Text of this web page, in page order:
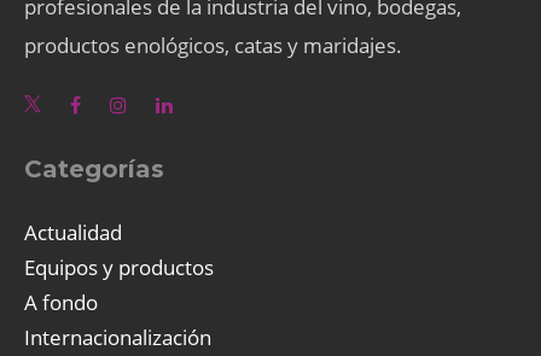
profesionales de la industria del vino, bodegas,
productos enológicos, catas y maridajes.
Categorías
Actualidad
Equipos y productos
A fondo
Internacionalización